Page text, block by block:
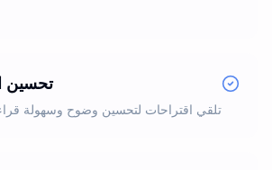
تحسين
تلقي اقتراحات لتحسين وضوح وسهولة